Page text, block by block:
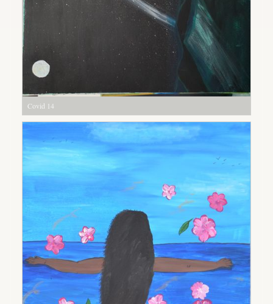
Covid 14